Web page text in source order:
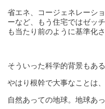
省エネ、コージェネレーシ
ーなど、もう住宅ではゼッ
も当たり前のように基準化
そういった科学的背景もある
やはり根幹で大事なことは、
自然あっての地球。地球あ